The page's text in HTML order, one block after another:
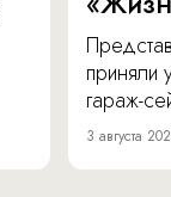
приняли
гараж-
3 августа